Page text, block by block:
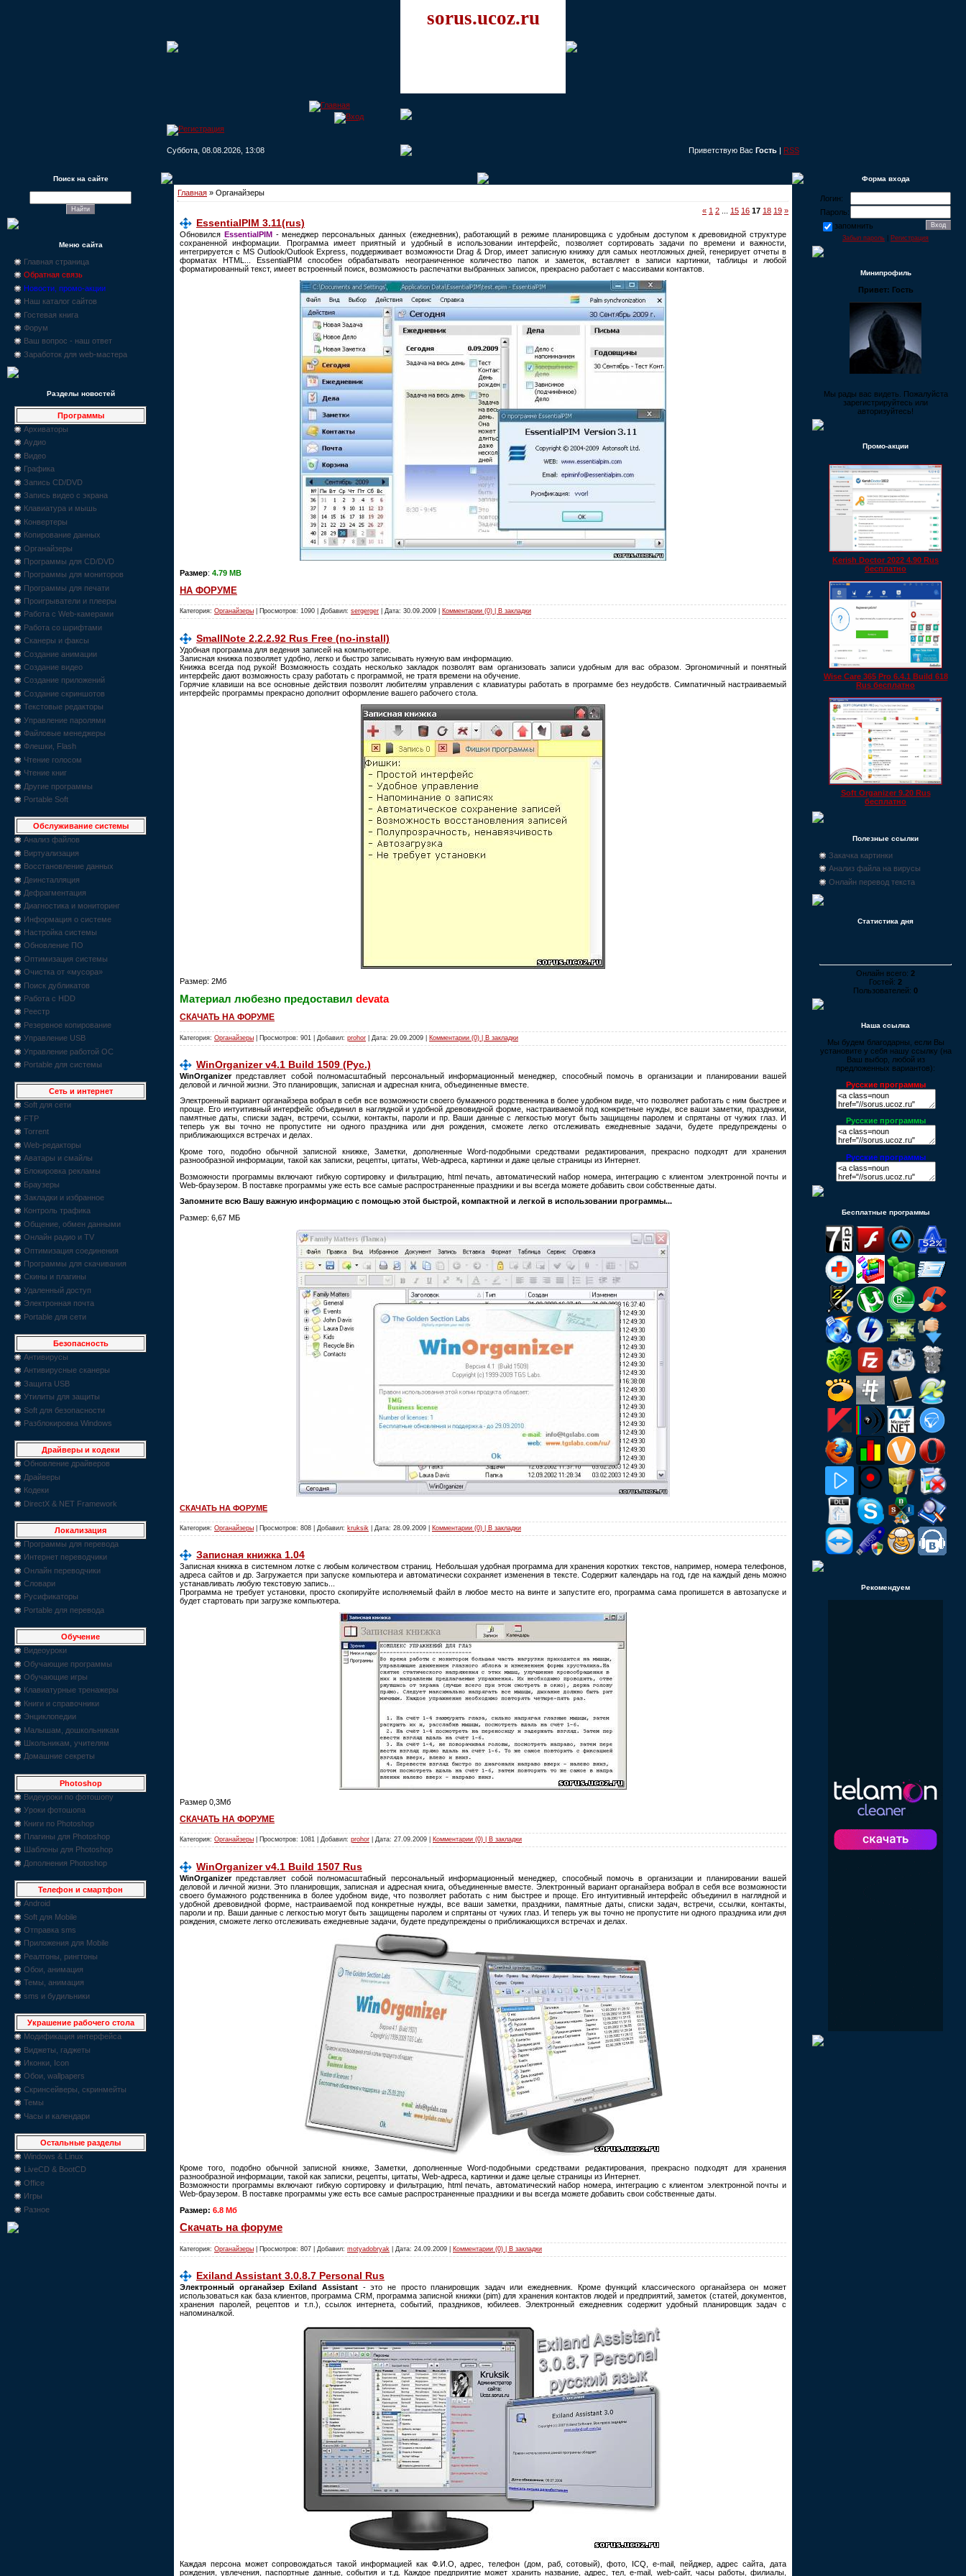
sorus.ucoz.ru
Суббота, 08.08.2026, 13:08 Приветствую Вас Гость | RSS
Поиск на сайте
Меню сайта
Главная страница
Обратная связь
Новости, промо-акции
Наш каталог сайтов
Гостевая книга
Форум
Ваш вопрос - наш ответ
Заработок для web-мастера
Разделы новостей
Программы
Архиваторы
Аудио
Видео
Графика
Запись CD/DVD
Запись видео с экрана
Клавиатура и мышь
Конвертеры
Копирование данных
Органайзеры
Программы для CD/DVD
Программы для мониторов
Программы для печати
Проигрыватели и плееры
Работа с Web-камерами
Работа со шрифтами
Сканеры и факсы
Создание анимации
Создание видео
Создание приложений
Создание скриншотов
Текстовые редакторы
Управление паролями
Файловые менеджеры
Флешки, Flash
Чтение голосом
Чтение книг
Другие программы
Portable Soft
Обслуживание системы
Анализ файлов
Виртуализация
Восстановление данных
Деинсталляция
Дефрагментация
Диагностика и мониторинг
Информация о системе
Настройка системы
Обновление ПО
Оптимизация системы
Очистка от «мусора»
Поиск дубликатов
Работа с HDD
Реестр
Резервное копирование
Управление USB
Управление работой ОС
Portable для системы
Сеть и интернет
Soft для сети
FTP
Torrent
Web-редакторы
Аватары и смайлы
Блокировка рекламы
Браузеры
Закладки и избранное
Контроль трафика
Общение, обмен данными
Онлайн радио и TV
Оптимизация соединения
Программы для скачивания
Скины и плагины
Удаленный доступ
Электронная почта
Portable для сети
Безопасность
Антивирусы
Антивирусные сканеры
Защита USB
Утилиты для защиты
Soft для безопасности
Разблокировка Windows
Драйверы и кодеки
Обновление драйверов
Драйверы
Кодеки
DirectX & NET Framework
Локализация
Программы для перевода
Интернет переводчики
Онлайн переводчики
Словари
Русификаторы
Portable для перевода
Обучение
Видеоуроки
Обучающие программы
Обучающие игры
Клавиатурные тренажеры
Книги и справочники
Энциклопедии
Малышам, дошкольникам
Школьникам, учителям
Домашние секреты
Photoshop
Видеуроки по фотошопу
Уроки фотошопа
Книги по Photoshop
Плагины для Photoshop
Шаблоны для Photoshop
Дополнения Photoshop
Телефон и смартфон
Android
Soft для Mobile
Отправка sms
Приложения для Mobile
Реалтоны, рингтоны
Обои, анимация
Темы, анимация
sms и будильники
Украшение рабочего стола
Модификация интерфейса
Виджеты, гаджеты
Иконки, Icon
Обои, wallpapers
Скринсейверы, скринмейты
Темы
Часы и календари
Остальные разделы
Windows & Linux
LiveCD & BootCD
Office
Игры
Разное
Главная » Органайзеры
« 1 2 15 16 17 18 19 »
EssentialPIM 3.11(rus)
Обновился EssentialPIM- менеджер персональных данных (ежедневник), работающий в режиме планировщика с удобным доступом к древовидной структуре
сохраненной информации. Программа имеет приятный и удобный в использовании интерфейс, позволяет сортировать задачи по времени и важности,
интегрируется с MS Outlook/Outlook Express, поддерживает возможности Drag & Drop, имеет записную книжку для самых неотложных дней, генерирует отчеты в
форматах HTML... EssentialPIM способен обрабатывать неограниченное количество папок и заметок, вставляет в записи картинки, таблицы и любой
форматированный текст, имеет встроенный поиск, возможность распечатки выбранных записок, прекрасно работает с массивами контактов.
Размер: 4.79 MB
НА ФОРУМЕ
Категория: Органайзеры | Просмотров: 1090 | Добавил: sergerger | Дата: 30.09.2009 Комментарии (0) | В закладки
SmallNote 2.2.2.92 Rus Free (no-install)
Удобная программа для ведения записей на компьютере.
Записная книжка позволяет удобно, легко и быстро записывать нужную вам информацию.
Книжка всегда под рукой! Возможность создать несколько закладок позволят вам организовать записи удобным для вас образом. Эргономичный и понятный
интерфейс дают возможность сразу работать с программой, не тратя времени на обучение.
Горячие клавиши на все основные действия позволят любителям управления с клавиатуры работать в программе без неудобств. Симпатичный настраиваемый
интерфейс программы прекрасно дополнит оформление вашего рабочего стола.
Размер: 2Мб
Материал любезно предоставил devata
СКАЧАТЬ НА ФОРУМЕ
Категория: Органайзеры | Просмотров: 901 | Добавил: prohor | Дата: 29.09.2009 Комментарии (0) | В закладки
WinOrganizer v4.1 Build 1509 (Рус.)
WinOrganizerпредставляет собой полномасштабный персональный информационный менеджер, способный помочь в организации и планировании вашей
деловой и личной жизни. Это планировщик, записная и адресная книга, объединенные вместе.
Электронный вариант органайзера вобрал в себя все возможности своего бумажного родственника в более удобном виде, что позволяет работать с ним быстрее и
проще. Его интуитивный интерфейс объединил в наглядной и удобной древовидной форме, настраиваемой под конкретные нужды, все ваши заметки, праздники,
памятные даты, списки задач, встречи, ссылки, контакты, пароли и пр. Ваши данные с легкостью могут быть защищены паролем и спрятаны от чужих глаз. И
теперь уж вы точно не пропустите ни одного праздника или дня рождения, сможете легко отслеживать ежедневные задачи, будете предупреждены о
приближающихся встречах и делах.
Кроме того, подобно обычной записной книжке, Заметки, дополненные Word-подобными средствами редактирования, прекрасно подходят для хранения
разнообразной информации, такой как записки, рецепты, цитаты, Web-адреса, картинки и даже целые страницы из Интернет.
Возможности программы включают гибкую сортировку и фильтрацию, html печать, автоматический набор номера, интеграцию с клиентом электронной почты и
Web-браузером. В поставке программы уже есть все самые распространенные праздники и вы всегда можете добавить свои собственные даты.
Запомните всю Вашу важную информацию с помощью этой быстрой, компактной и легкой в использовании программы...
Размер: 6,67 МБ
СКАЧАТЬ НА ФОРУМЕ
Категория: Органайзеры | Просмотров: 808 | Добавил: kruksik | Дата: 28.09.2009 Комментарии (0) | В закладки
Записная книжка 1.04
Записная книжка в системном лотке с любым количеством страниц. Небольшая удобная программа для хранения коротких текстов, например, номера телефонов,
адреса сайтов и др. Загружается при запуске компьютера и автоматически сохраняет изменения в тексте. Содержит календарь на год, где на каждый день можно
устанавливать любую текстовую запись...
Программа не требует установки, просто скопируйте исполняемый файл в любое место на винте и запустите его, программа сама пропишется в автозапуске и
будет стартовать при загрузке компьютера.
Размер 0,3Мб
СКАЧАТЬ НА ФОРУМЕ
Категория: Органайзеры | Просмотров: 1081 | Добавил: prohor | Дата: 27.09.2009 Комментарии (0) | В закладки
WinOrganizer v4.1 Build 1507 Rus
WinOrganizerпредставляет собой полномасштабный персональный информационный менеджер, способный помочь в организации и планировании вашей
деловой и личной жизни. Это планировщик, записная и адресная книга, объединенные вместе. Электронный вариант органайзера вобрал в себя все возможности
своего бумажного родственника в более удобном виде, что позволяет работать с ним быстрее и проще. Его интуитивный интерфейс объединил в наглядной и
удобной древовидной форме, настраиваемой под конкретные нужды, все ваши заметки, праздники, памятные даты, списки задач, встречи, ссылки, контакты,
пароли и пр. Ваши данные с легкостью могут быть защищены паролем и спрятаны от чужих глаз. И теперь уж вы точно не пропустите ни одного праздника или дня
рождения, сможете легко отслеживать ежедневные задачи, будете предупреждены о приближающихся встречах и делах.
Кроме того, подобно обычной записной книжке, Заметки, дополненные Word-подобными средствами редактирования, прекрасно подходят для хранения
разнообразной информации, такой как записки, рецепты, цитаты, Web-адреса, картинки и даже целые страницы из Интернет.
Возможности программы включают гибкую сортировку и фильтрацию, html печать, автоматический набор номера, интеграцию с клиентом электронной почты и
Web-браузером. В поставке программы уже есть все самые распространенные праздники и вы всегда можете добавить свои собственные даты.
Размер: 6.8 Мб
Скачать на форуме
Категория: Органайзеры | Просмотров: 807 | Добавил: motyadobryak | Дата: 24.09.2009 Комментарии (0) | В закладки
Exiland Assistant 3.0.8.7 Personal Rus
Электронный органайзер Exiland Assistant- это не просто планировщик задач или ежедневник. Кроме функций классического органайзера он может
использоваться как база клиентов, программа CRM, программа записной книжки (pim) для хранения контактов людей и предприятий, заметок (статей, документов,
хранения паролей, рецептов и т.п.), ссылок интернета, событий, праздников, юбилеев. Электронный ежедневник содержит удобный планировщик задач с
напоминалкой.
Каждая персона может сопровождаться такой информацией как Ф.И.О, адрес, телефон (дом, раб, сотовый), фото, ICQ, e-mail, пейджер, адрес сайта, дата
рождения, увлечения, паспортные данные, события и т.д. Каждое предприятие может хранить название, адрес, тел, e-mail, web-сайт, часы работы, филиалы,
Форма входа
Логин:
Пароль:
запомнить
Забыл пароль Регистрация
Минипрофиль
Привет: Гость
Мы рады вас видеть. Пожалуйста
зарегистрируйтесь или
авторизуйтесь!
Промо-акции
Kerish Doctor 2022 4.90 Rus
бесплатно
Wise Care 365 Pro 6.4.1 Build 618
Rus бесплатно
Soft Organizer 9.20 Rus
бесплатно
Полезные ссылки
Закачка картинки
Анализ файла на вирусы
Онлайн перевод текста
Статистика дня
Онлайн всего: 2
Гостей: 2
Пользователей: 0
Наша ссылка
Мы будем благодарны, если Вы
установите у себя нашу ссылку (на
Ваш выбор, любой из
предложенных вариантов):
Русские программы
Русские программы
Русские программы
Бесплатные программы
Рекомендуем